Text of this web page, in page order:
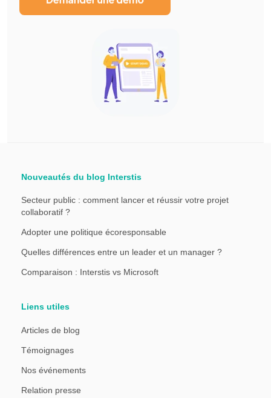
Nouveautés du blog Interstis
Secteur public : comment lancer et réussir votre projet
collaboratif ?
Adopter une politique écoresponsable
Quelles différences entre un leader et un manager ?
Comparaison : Interstis vs Microsoft
Liens utiles
Articles de blog
Témoignages
Nos événements
Relation presse